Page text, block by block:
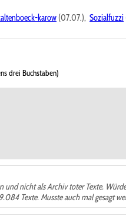
karow (07.07.), Sozialfuzzi
drei Buchstaben)
nicht als Archiv toter Texte.
Texte. Musste auch mal gesagt